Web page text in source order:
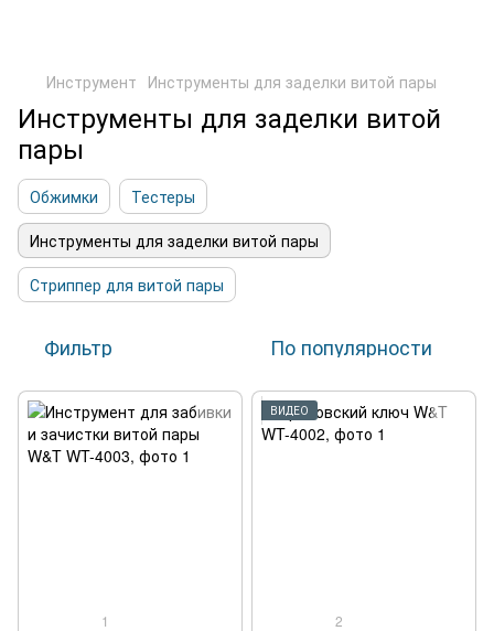
Инструмент Инструменты для заделки витой пары
Инструменты для заделки витой
пары
Обжимки
Тестеры
Инструменты для заделки витой пары
Стриппер для витой пары
Фильтр По популярности
1
ВИДЕО
2